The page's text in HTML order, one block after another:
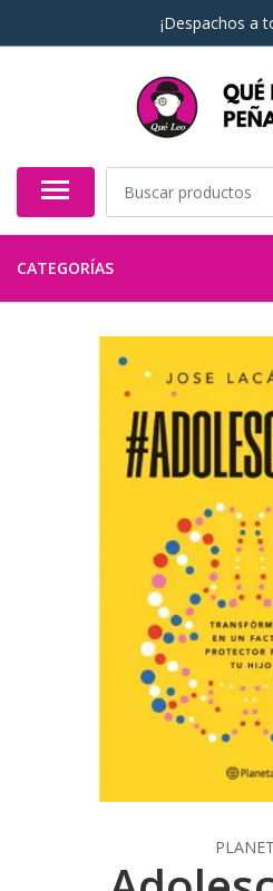
¡Despachos a
CATEGORÍAS